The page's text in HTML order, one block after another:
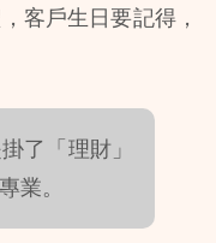
客戶生日要記得，
了「理財」
業。